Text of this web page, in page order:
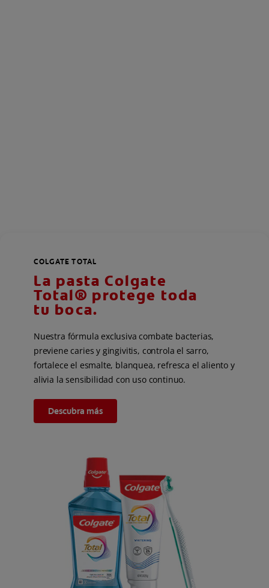
COLGATE TOTAL
La pasta Colgate
Total® protege toda
tu boca.
Nuestra fórmula exclusiva combate bacterias,
previene caries y gingivitis, controla el sarro,
fortalece el esmalte, blanquea, refresca el aliento y
alivia la sensibilidad con uso continuo.
Descubra más